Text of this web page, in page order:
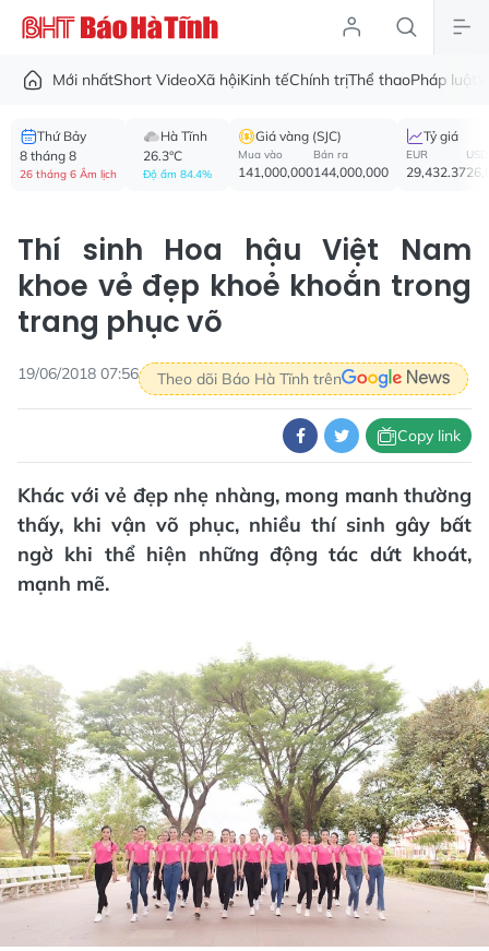
Mới nhấtShort VideoXã hộiKinh tếChính trịThể thaoPháp luật
Thứ Bảy
8 tháng 8
26 tháng 6 Âm lịch
Hà Tĩnh
26.3°C
Độ ẩm 84.4%
Giá vàng (SJC)
Mua vào
141,000,000
Bán ra
144,000,000
Tỷ giá
EUR
29,432.37
USD
Thí sinh Hoa hậu Việt Nam
khoe vẻ đẹp khoẻ khoắn trong
trang phục võ
19/06/2018 07:56 Theo dõi Báo Hà Tĩnh trên
Copy link
Khác với vẻ đẹp nhẹ nhàng, mong manh thường
thấy, khi vận võ phục, nhiều thí sinh gây bất
ngờ khi thể hiện những động tác dứt khoát,
mạnh mẽ.